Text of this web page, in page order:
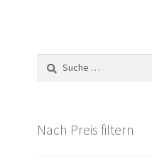
Suche
nach:
Nach Preis filtern